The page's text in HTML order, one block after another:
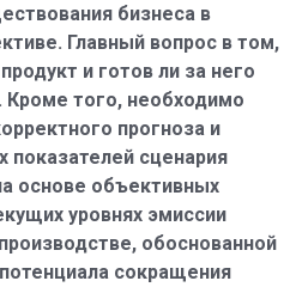
бизнеса в
Главный вопрос в том,
и готов ли за него
Кроме того, необходимо
прогноза и
показателей сценария
основе объективных
уровнях эмиссии
обоснованной
сокращения